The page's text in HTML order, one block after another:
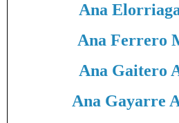
Ana
Ana Ferrero
Ana Gaitero
Ana Gayarre